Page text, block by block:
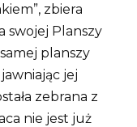
zbiera
swojej Planszy
planszy
jej
zebrana z
nie jest już